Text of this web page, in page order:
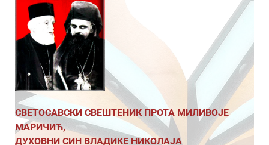
СВЕТОСАВСКИ СВЕШТЕНИК ПРОТА МИЛИВОЈЕ
МАРИЧИЋ,
ДУХОВНИ СИН ВЛАДИКЕ НИКОЛАЈА